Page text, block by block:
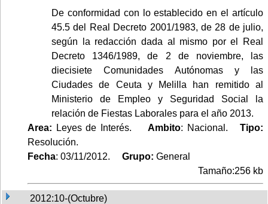
De conformidad con lo establecido en el artículo
45.5 del Real Decreto 2001/1983, de 28 de julio,
según la redacción dada al mismo por el Real
Decreto 1346/1989, de 2 de noviembre, las
diecisiete Comunidades Autónomas y las
Ciudades de Ceuta y Melilla han remitido al
Ministerio de Empleo y Seguridad Social la
relación de Fiestas Laborales para el año 2013.
Area: Leyes de Interés.Ambito: Nacional.Tipo:
Resolución.
Fecha: 03/11/2012. Grupo: General
Tamaño:256 kb
2012:10-(Octubre)